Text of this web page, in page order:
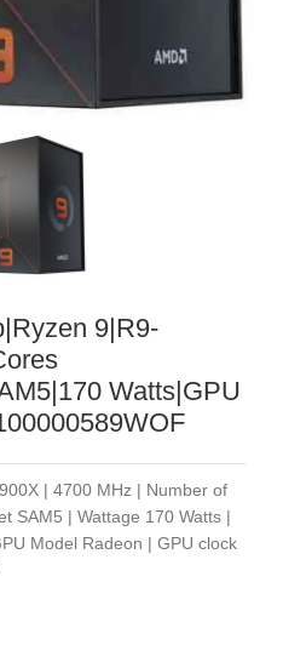
9|R9-
Watts|GPU
| 4700 MHz | Number of
SAM5 | Wattage 170 Watts |
Model Radeon | GPU clock